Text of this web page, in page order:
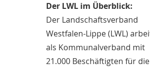
Der LWL im Überblick:
Der Landschaftsverband
Westfalen-Lippe (LWL)
als Kommunalverband mit
21.000 Beschäftigten für